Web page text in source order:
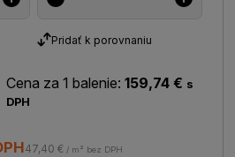
Pridať k porovnaniu
Cena za 1 balenie: 159,74 € s
DPH
47,40 € / m² bez DPH